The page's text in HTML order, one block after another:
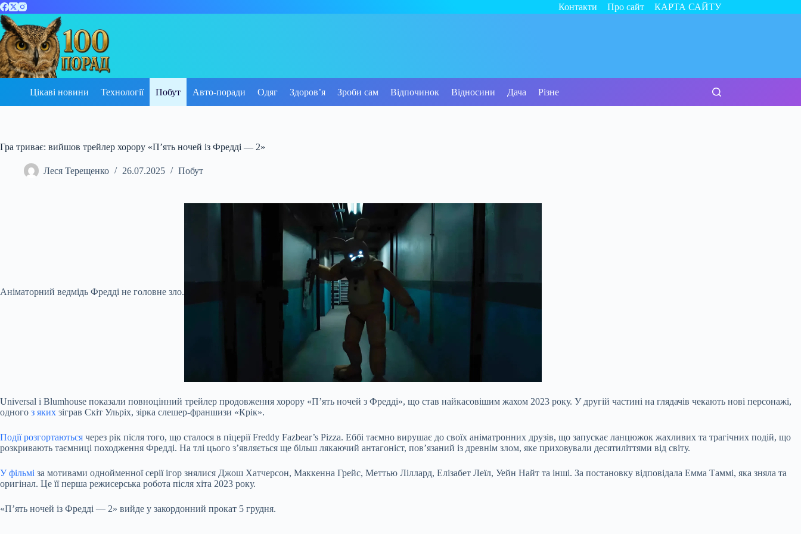
Перейти
до
вмісту
Контакти Про сайт КАРТА САЙТУ
Цікаві новини Технології Побут Авто-поради Одяг Здоров’я Зроби сам Відпочинок Відносини Дача Різне
Гра триває: вийшов трейлер хорору «П’ять ночей із Фредді — 2»
Леся Терещенко 26.07.2025 Побут
Аніматорний ведмідь Фредді не головне зло.
Universal і Blumhouse показали повноцінний трейлер продовження хорору «П’ять ночей з Фредді», що став найкасовішим жахом 2023 року. У другій частині на глядачів чекають нові персонажі,
одного з яких зіграв Скіт Ульріх, зірка слешер-франшизи «Крік».
Події розгортаються через рік після того, що сталося в піцерії Freddy Fazbear’s Pizza. Еббі таємно вирушає до своїх аніматронних друзів, що запускає ланцюжок жахливих та трагічних подій, що
розкривають таємниці походження Фредді. На тлі цього з’являється ще більш лякаючий антагоніст, пов’язаний із древнім злом, яке приховували десятиліттями від світу.
У фільмі за мотивами однойменної серії ігор знялися Джош Хатчерсон, Маккенна Грейс, Меттью Ліллард, Елізабет Леїл, Уейн Найт та інші. За постановку відповідала Емма Таммі, яка зняла та
оригінал. Це її перша режисерська робота після хіта 2023 року.
«П’ять ночей із Фредді — 2» вийде у закордонний прокат 5 грудня.